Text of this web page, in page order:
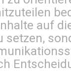
auf
setzen,